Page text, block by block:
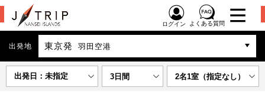
ログイン よくある質問
出発地 東京発 羽田空港
出発日：未指定 3日間 2名1室（指定なし）